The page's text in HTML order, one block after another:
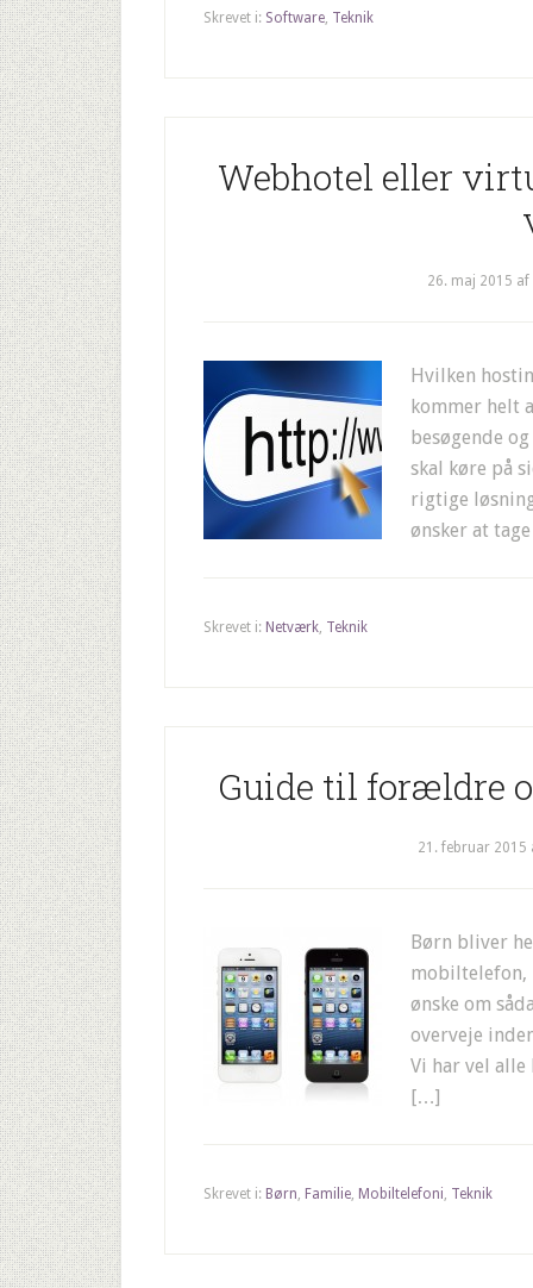
Skrevet i: Software, Teknik
Webhotel eller
26. maj 2015 af
Hvilken
kommer helt
besøgende
skal køre på
rigtige
ønsker at
Skrevet i: Netværk, Teknik
Guide til forældre
21. februar 2015
Børn bliver
mobiltelefon,
ønske om
overveje
Vi har vel
[…]
Skrevet i: Børn, Familie, Mobiltelefoni, Teknik